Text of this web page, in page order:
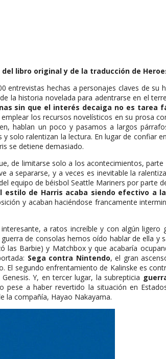
libro original y de la traducción de
hechas a personajes claves de su
la historia novelada para adentrarse en el
sin que el interés decaiga no es tarea
los recursos novelísticos en su prosa
hablan un poco y pasamos a largos
solo ralentizan la lectura. En lugar de confiar
se detiene demasiado.
de limitarse solo a los acontecimientos,
separarse, y a veces es inevitable la
de béisbol Seattle Mariners por parte
de Harris acaba siendo efectivo a
y acaban haciéndose francamente
a ratos increíble y con algún ligero
de consolas hemos oído hablar de ella y
las Barbie) y Matchbox y que acabaría
Sega contra Nintendo, el gran
segundo enfrentamiento de Kalinske es
Y, en tercer lugar, la subrepticia
a haber revertido la situación en
la compañía, Hayao Nakayama.